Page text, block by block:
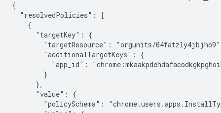
{
  "resolvedPolicies": [
    {
      "targetKey": {
"targetResource": "orgunits/
        "additionalTargetKeys": {
"app_id":
        }
      },
      "value": {
"policySchema":